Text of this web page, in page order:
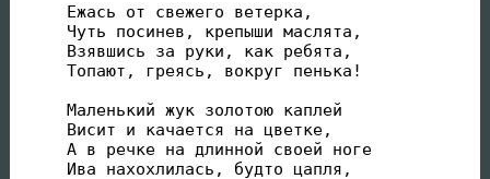
Ежась от свежего ветерка,
Чуть посинев, крепыши маслята,
Взявшись за руки, как ребята,
Топают, греясь, вокруг пенька!
Маленький жук золотою каплей
Висит и качается на цветке,
А в речке на длинной своей ноге
Ива нахохлилась, будто цапля,